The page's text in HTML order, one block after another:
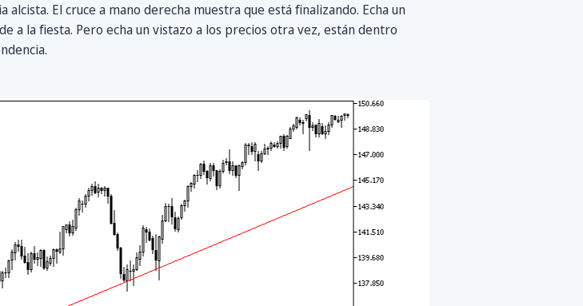
El cruce a mano derecha muestra que está finalizando. Echa un
a la fiesta. Pero echa un vistazo a los precios otra vez, están dentro